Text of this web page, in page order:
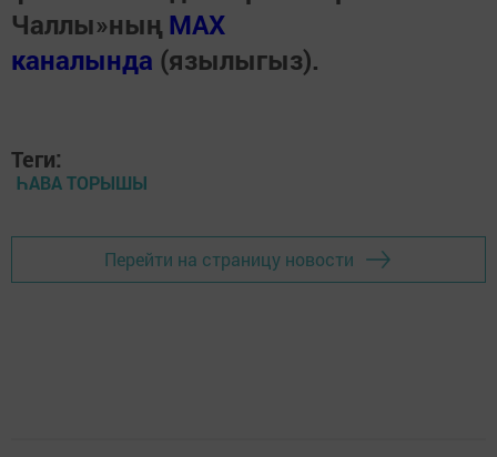
Чаллы»ның MAX
каналында (язылыгыз).
Теги:
ҺАВА ТОРЫШЫ
Перейти на страницу новости